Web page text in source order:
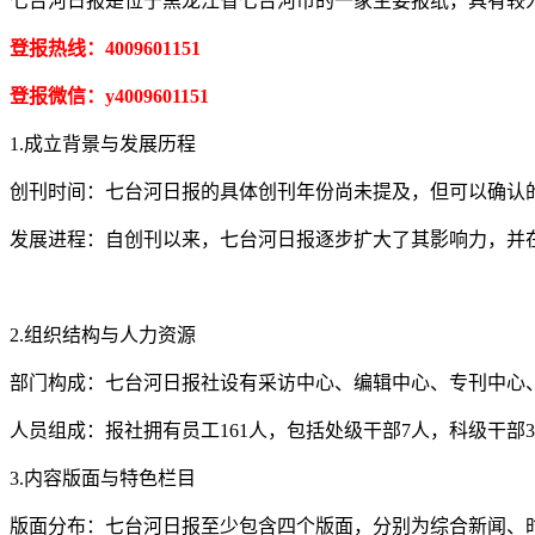
登报热线：4009601151
登报微信：y4009601151
1.成立背景与发展历程
创刊时间：七台河日报的具体创刊年份尚未提及，但可以确认
发展进程：自创刊以来，七台河日报逐步扩大了其影响力，
2.组织结构与人力资源
部门构成：七台河日报社设有采访中心、编辑中心、专刊中
人员组成：报社拥有员工161人，包括处级干部7人，科级干
3.内容版面与特色栏目
版面分布：七台河日报至少包含四个版面，分别为综合新闻、